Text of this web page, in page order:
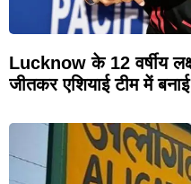
Lucknow के 12 वर्षीय
जीतकर एशियाई टीम में